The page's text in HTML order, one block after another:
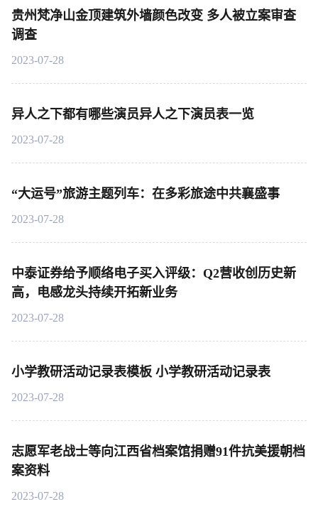
贵州梵净山金顶建筑外墙颜色改变 多人被立案审查
调查
2023-07-28
异人之下都有哪些演员异人之下演员表一览
2023-07-28
“大运号”旅游主题列车：在多彩旅途中共襄盛事
2023-07-28
中泰证券给予顺络电子买入评级：Q2营收创历史新
高，电感龙头持续开拓新业务
2023-07-28
小学教研活动记录表模板 小学教研活动记录表
2023-07-28
志愿军老战士等向江西省档案馆捐赠91件抗美援朝档
案资料
2023-07-28